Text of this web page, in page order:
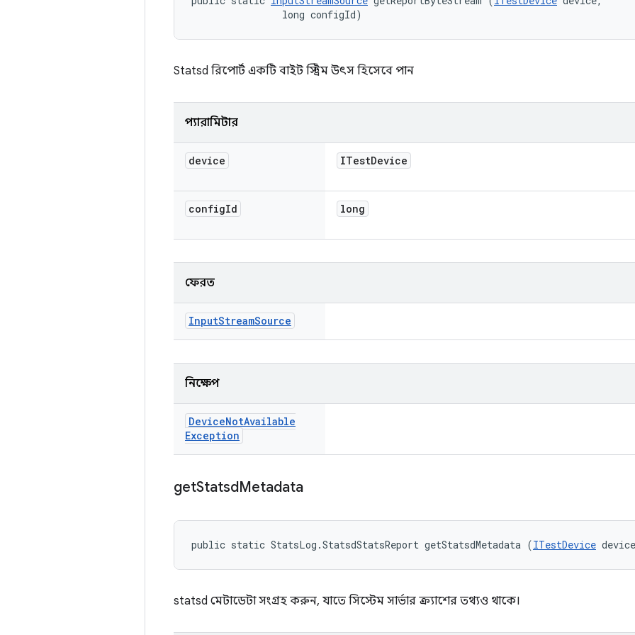
                long configId)
Statsd রিপোর্ট একটি বাইট স্ট্রিম উৎস হিসেবে পান
প্যারামিটার
device ITestDevice
configId long
ফেরত
InputStreamSource
নিক্ষেপ
DeviceNotAvailable
Exception
getStatsdMetadata
public static StatsLog.StatsdStatsReport getStatsdMetadata (ITestDevice
statsd মেটাডেটা সংগ্রহ করুন, যাতে সিস্টেম সার্ভার ক্র্যাশের তথ্যও থাকে।